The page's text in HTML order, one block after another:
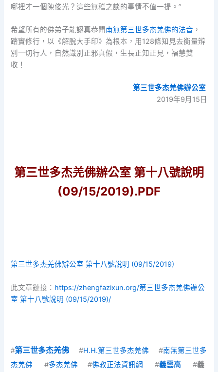
哪裡才一個陳俊光？這些無稽之談的事情不值一提。”
希望所有的佛弟子能認真恭聞南無第三世多杰羌佛的法音 ，
踏實修行，以《解脫大手印》為根本，用128條知見去衡量辨
別一切行人，自然識別正邪真假，生長正知正見，福慧雙
收！
第三世多杰羌佛辦公室
2019年9月15日
第三世多杰羌佛辦公室 第十八號說明
(09/15/2019).PDF
第三世多杰羌佛辦公室 第十八號說明 (09/15/2019)
此文章鏈接： https://zhengfazixun.org/第三世多杰羌佛辦公
室 第十八號說明 (09/15/2019)/
#第三世多杰羌佛 #H.H.第三世多杰羌佛 #南無第三世多
杰羌佛 #多杰羌佛 #佛教正法資訊網 #義雲高 #義